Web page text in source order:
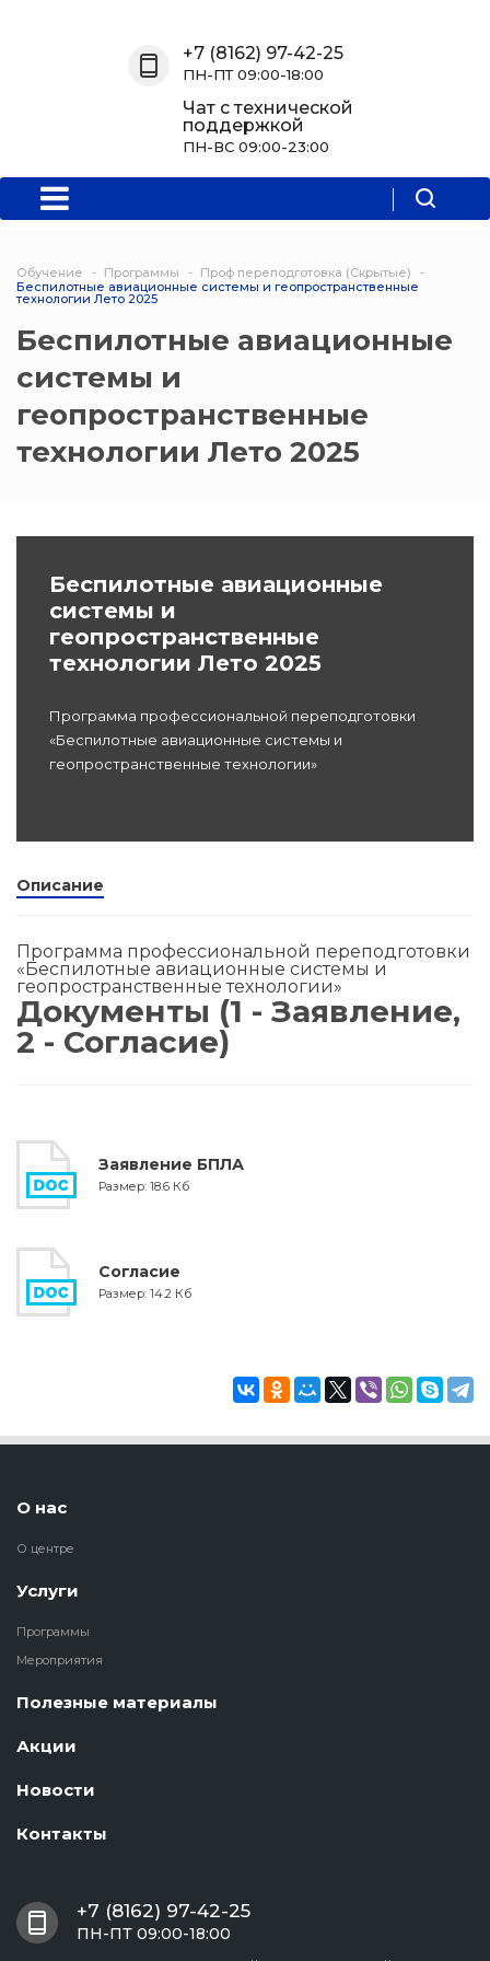
Программы
Программы
подготовки
Цифровая
Мероприятия
Информация
+7 (8162) 97-42-25
ПН-ПТ 09:00-18:00
Чат с технической
поддержкой
ПН-ВС 09:00-23:00
Обучение Программы
Проф переподготовка (Скрытые)
Беспилотные авиационные системы и геопространственные
технологии Лето 2025
Беспилотные авиационные
системы и
геопространственные
технологии Лето 2025
Беспилотные авиационные
системы и
геопространственные
технологии Лето 2025
Программа профессиональной переподготовки
«Беспилотные авиационные системы и
геопространственные технологии»
Описание
Программа профессиональной переподготовки
«Беспилотные авиационные системы и
геопространственные технологии»
Документы (1 - Заявление,
2 - Согласие)
Заявление БПЛА
Размер: 18.6 Кб
Согласие
Размер: 14.2 Кб
О нас
О центре
Услуги
Программы
Мероприятия
Полезные материалы
Акции
Новости
Контакты
+7 (8162) 97-42-25
ПН-ПТ 09:00-18:00